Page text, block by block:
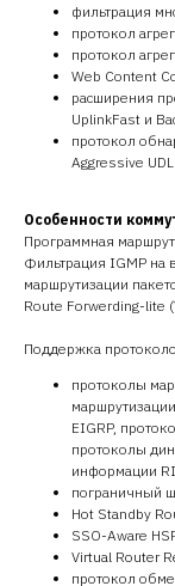
фильтрация
протокол
протокол
Web Content
расширения
UplinkFast и
протокол
Aggressive
Особенности
Программная
Фильтрация IGMP на
маршрутизации
Route Forwerding-lite
Поддержка
протоколы
EIGRP,
протоколы
информации
пограничный
Hot Standby
SSO-Aware
Virtual Router
протокол